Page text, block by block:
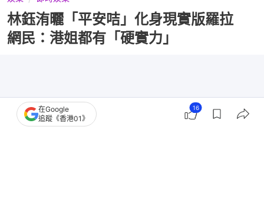
林鈺洧曬「平安咭」化身現實版羅拉
網民：港姐都有「硬實力」
在Google
追蹤《香港01》
16